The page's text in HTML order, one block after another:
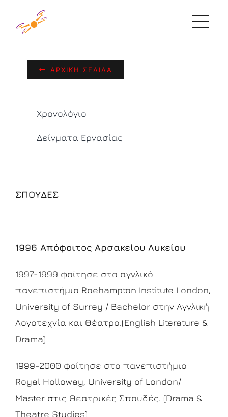
ΑΡΧΙΚΉ ΣΕΛΊΔΑ
Χρονολόγιο
Δείγματα Εργασίας
ΣΠΟΥΔΕΣ
1996 Απόφοιτος Αρσακείου Λυκείου
1997-1999 φοίτησε στο αγγλικό
πανεπιστήμιο Roehampton Institute London,
University of Surrey / Bachelor στην Αγγλική
Λογοτεχνία και Θέατρο.(English Literature &
Drama)
1999-2000 φοίτησε στο πανεπιστήμιο
Royal Holloway, University of London/
Master στις Θεατρικές Σπουδές. (Drama &
Theatre Studies)